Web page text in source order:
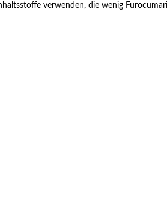
verwenden, die wenig